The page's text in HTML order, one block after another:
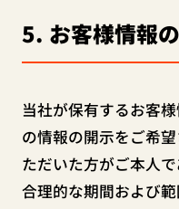
5 お客様情報
当社が保有するお客
の情報の開示をご希
ただいた方がご本人
合理的な期間および範